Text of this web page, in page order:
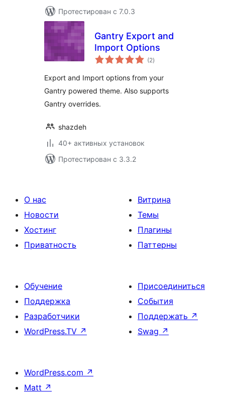
Протестирован с 7.0.3
Gantry Export and
Import Options
(2общий
рейтинг
)
Export and Import options from your
Gantry powered theme. Also supports
Gantry overrides.
shazdeh
40+ активных установок
Протестирован с 3.3.2
О нас
Новости
Хостинг
Приватность
Витрина
Темы
Плагины
Паттерны
Обучение
Поддержка
Разработчики
WordPress.TV ↗
Присоединиться
События
Поддержать ↗
Swag ↗
WordPress.com ↗
Matt ↗